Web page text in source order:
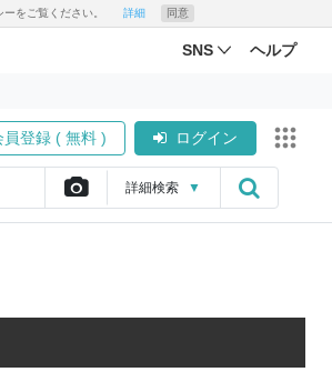
をご覧ください。 詳細 同意
SNS ヘルプ
員登録 ( 無料 ) ログイン
詳細検索 ▼